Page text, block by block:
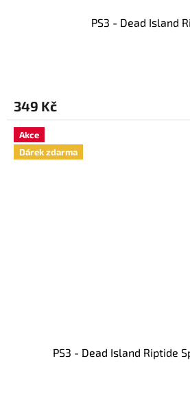
PS3 - Dead Island
349 Kč
Akce
Dárek zdarma
PS3 - Dead Island Riptide